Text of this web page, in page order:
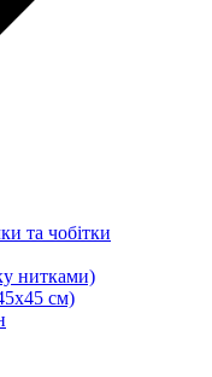
та чобітки
нитками)
см)